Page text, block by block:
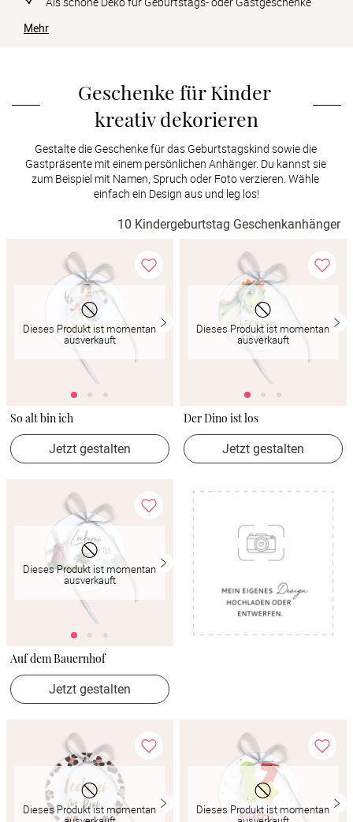
Mehr
Geschenke für Kinder
kreativ dekorieren
Gestalte die Geschenke für das Geburtstagskind sowie die
Gastpräsente mit einem persönlichen Anhänger. Du kannst sie
zum Beispiel mit Namen, Spruch oder Foto verzieren. Wähle
einfach ein Design aus und leg los!
10 Kindergeburtstag Geschenkanhänger
Dieses Produkt ist momentan
ausverkauft
So alt bin ich
Jetzt gestalten
Dieses Produkt ist momentan
ausverkauft
Der Dino ist los
Jetzt gestalten
Dieses Produkt ist momentan
ausverkauft
Auf dem Bauernhof
Jetzt gestalten
Dieses Produkt ist momentan Dieses Produkt ist momentan